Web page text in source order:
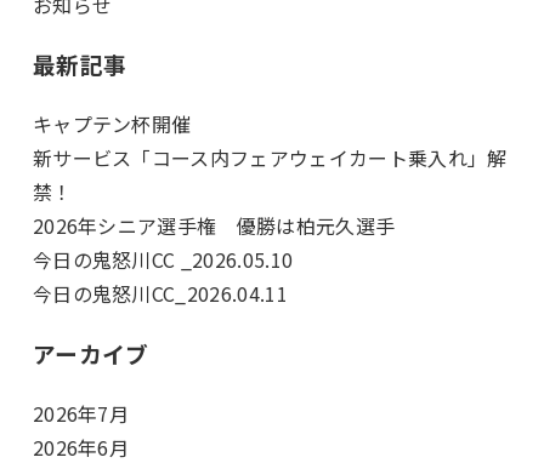
最新記事
キャプテン杯開催
新サービス「コース内フェアウェイカート乗入れ」解
禁！
2026年シニア選手権 優勝は柏元久選手
今日の鬼怒川CC _2026.05.10
今日の鬼怒川CC_2026.04.11
アーカイブ
2026年7月
2026年6月